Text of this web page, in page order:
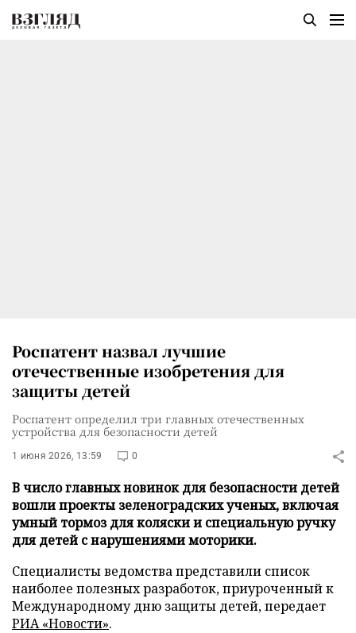
Роспатент назвал лучшие
отечественные изобретения для
защиты детей
Роспатент определил три главных отечественных
устройства для безопасности детей
1 июня 2026, 13:59 0
В число главных новинок для безопасности детей
вошли проекты зеленоградских ученых, включая
умный тормоз для коляски и специальную ручку
для детей с нарушениями моторики.
Специалисты ведомства представили список
наиболее полезных разработок, приуроченный к
Международному дню защиты детей, передает
РИА «Новости».